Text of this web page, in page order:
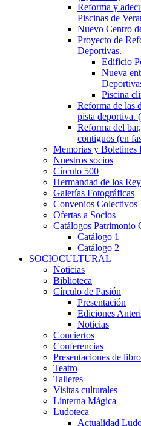
Reforma y
Piscinas de
Nuevo Centro
Proyecto de
Deportivas.
Edificio
Nueva
Piscina
Reforma de las
pista deportiva.
Reforma del
contiguos (en
Memorias y Boletines
Nuestros socios
Círculo 500
Hermandad de los
Galerías Fotográficas
Convenios Colectivos
Ofertas a Socios
Catálogos Patrimonio
Catálogo 1
Catálogo 2
SOCIOCULTURAL
Noticias
Biblioteca
Círculo de Pasión
Presentación
Ediciones
Noticias
Conciertos
Conferencias
Presentaciones de
Teatro
Talleres
Visitas culturales
Linterna Mágica
Ludoteca
Actualidad